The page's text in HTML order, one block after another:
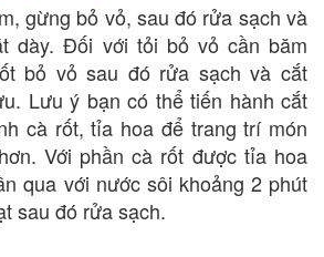
gừng bỏ vỏ, sau đó rửa sạch và
dày. Đối với tỏi bỏ vỏ cần băm
bỏ vỏ sau đó rửa sạch và cắt
Lưu ý bạn có thể tiến hành cắt
cà rốt, tỉa hoa để trang trí món
Với phần cà rốt được tỉa hoa
qua với nước sôi khoảng 2 phút
sau đó rửa sạch.